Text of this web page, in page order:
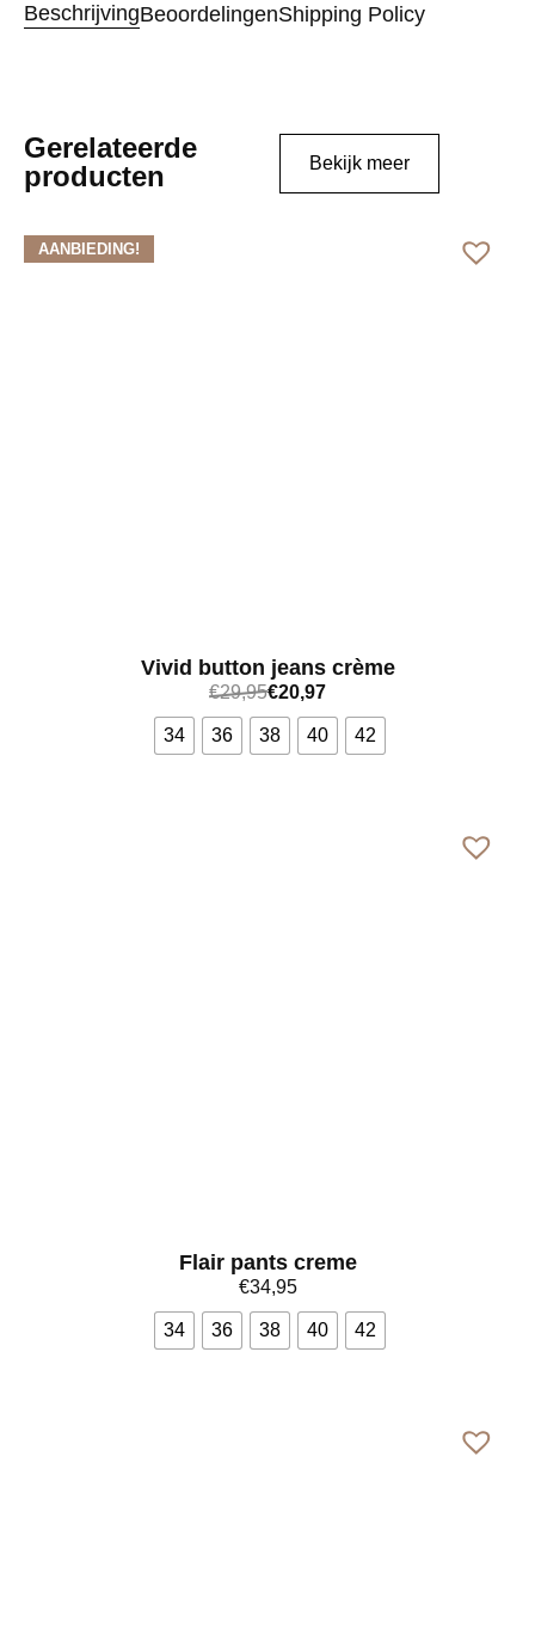
BeschrijvingBeoordelingenShipping Policy
Gerelateerde
producten
Bekijk meer
AANBIEDING!
Vivid button jeans crème
€29,95€20,97
34 36 38 40 42
Flair pants creme
€34,95
34 36 38 40 42